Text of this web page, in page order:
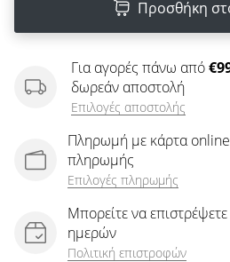
Προσθήκη
Για αγορές πάνω από
δωρεάν αποστολή
Επιλογές αποστολής
Πληρωμή με κάρτα
πληρωμής
Επιλογές πληρωμής
Μπορείτε να
ημερών
Πολιτική επιστροφών